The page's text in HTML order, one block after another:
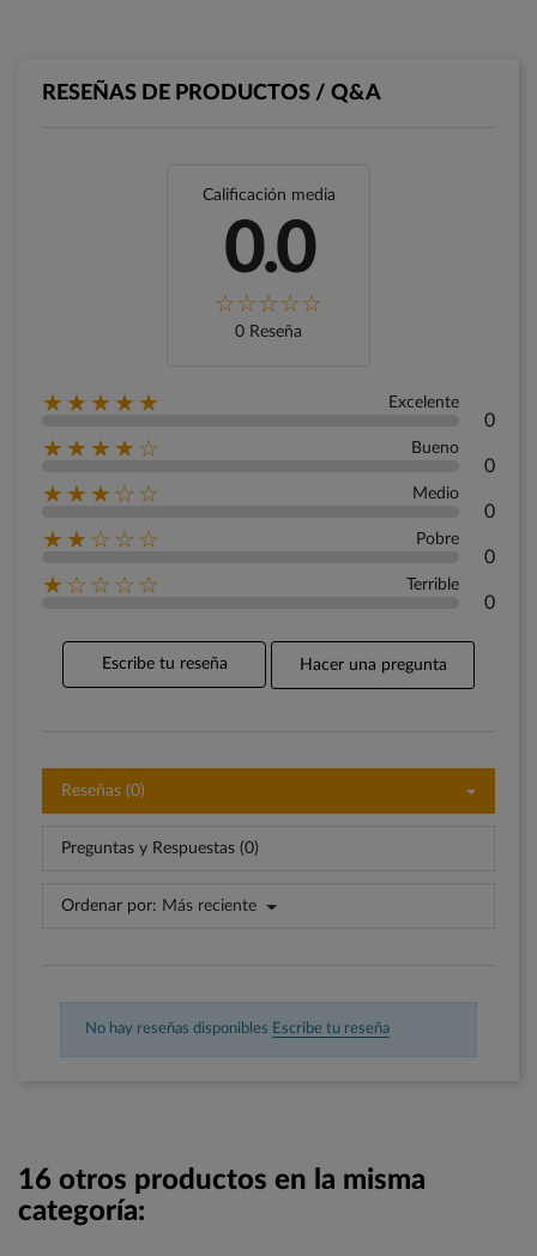
RESEÑAS DE PRODUCTOS / Q&A
Calificación media
0.0
0 Reseña
★★★★★ Excelente
0
★★★★☆ Bueno
0
★★★☆☆ Medio
0
★★☆☆☆ Pobre
0
★☆☆☆☆ Terrible
0
Escribe tu reseña Hacer una pregunta
Reseñas (0)
Preguntas y Respuestas (0)
Ordenar por: Más reciente
No hay reseñas disponibles Escribe tu reseña
16 otros productos en la misma
categoría: